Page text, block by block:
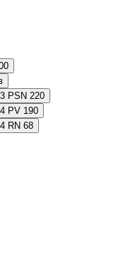
PSN 220
PV 190
RN 68